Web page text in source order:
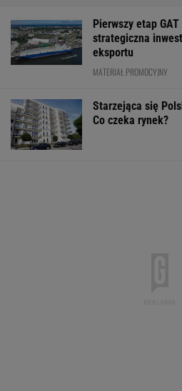
Pierwszy etap
strategiczna
eksportu
MATERIAŁ PROMOCYJNY
Starzejąca się
Co czeka rynek?